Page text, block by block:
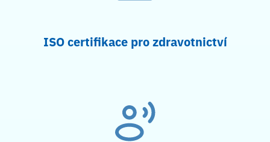
ISO certifikace pro zdravotnictví